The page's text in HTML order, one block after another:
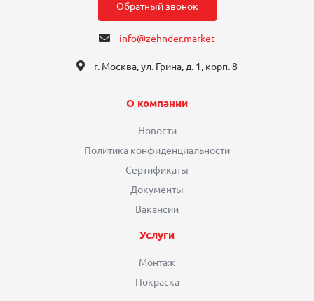
Обратный звонок
info@zehnder.market
г. Москва, ул. Грина, д. 1, корп. 8
О компании
Новости
Политика конфиденциальности
Сертификаты
Документы
Вакансии
Услуги
Монтаж
Покраска